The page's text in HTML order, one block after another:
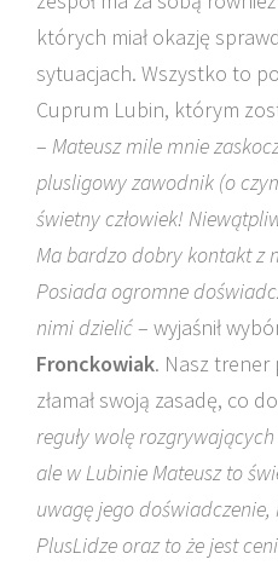
których miał okazję
sytuacjach. Wszystko to
Cuprum Lubin, którym
– Mateusz mile mnie
plusligowy zawodnik (o
świetny człowiek!
Ma bardzo dobry kontakt z
Posiada ogromne
nimi dzielić– wyjaśnił
Fronckowiak. Nasz trener
złamał swoją zasadę, co
reguły wolę
ale w Lubinie Mateusz to
uwagę jego
PlusLidze oraz to że jest